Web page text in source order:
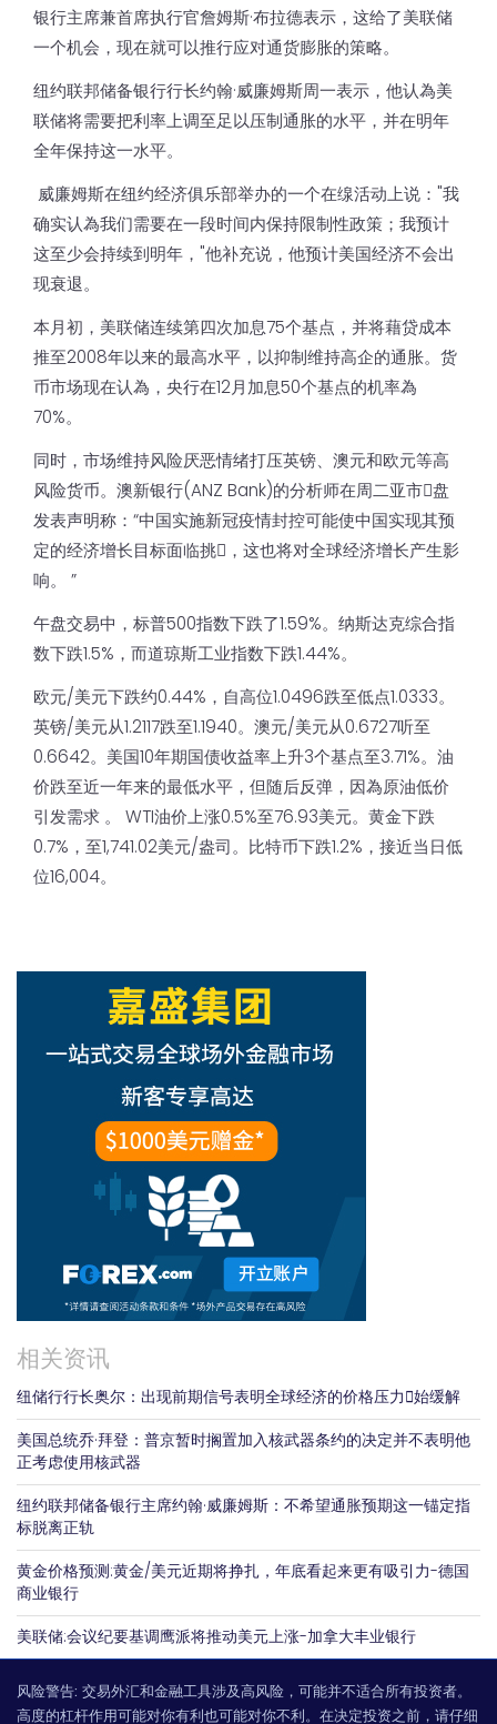
银行主席兼首席执行官詹姆斯·布拉德表示，这给了美联储
一个机会，现在就可以推行应对通货膨胀的策略。
纽约联邦储备银行行长约翰·威廉姆斯周一表示，他认為美
联储将需要把利率上调至足以压制通胀的水平，并在明年
全年保持这一水平。
威廉姆斯在纽约经济俱乐部举办的一个在缐活动上说："我
确实认為我们需要在一段时间内保持限制性政策；我预计
这至少会持续到明年，"他补充说，他预计美国经济不会出
现衰退。
本月初，美联储连续第四次加息75个基点，并将藉贷成本
推至2008年以来的最高水平，以抑制维持高企的通胀。货
币市场现在认為，央行在12月加息50个基点的机率為
70%。
同时，市场维持风险厌恶情绪打压英镑、澳元和欧元等高
风险货币。澳新银行(ANZ Bank)的分析师在周二亚市𫔭盘
发表声明称：“中国实施新冠疫情封控可能使中国实现其预
定的经济增长目标面临挑𢧐，这也将对全球经济增长产生影
响。 ”
午盘交易中，标普500指数下跌了1.59%。纳斯达克综合指
数下跌1.5%，而道琼斯工业指数下跌1.44%。
欧元/美元下跌约0.44%，自高位1.0496跌至低点1.0333。
英镑/美元从1.2117跌至1.1940。澳元/美元从0.6727听至
0.6642。美国10年期国债收益率上升3个基点至3.71%。油
价跌至近一年来的最低水平，但随后反弹，因為原油低价
引发需求 。 WTI油价上涨0.5%至76.93美元。黄金下跌
0.7%，至1,741.02美元/盎司。比特币下跌1.2%，接近当日低
位16,004。
相关资讯
纽储行行长奥尔：出现前期信号表明全球经济的价格压力𫔭始缓解
美国总统乔·拜登：普京暂时搁置加入核武器条约的决定并不表明他
正考虑使用核武器
纽约联邦储备银行主席约翰·威廉姆斯：不希望通胀预期这一锚定指
标脱离正轨
黄金价格预测:黄金/美元近期将挣扎，年底看起来更有吸引力-德国
商业银行
美联储:会议纪要基调鹰派将推动美元上涨-加拿大丰业银行
风险警告: 交易外汇和金融工具涉及高风险，可能并不适合所有投资者。
高度的杠杆作用可能对你有利也可能对你不利。在决定投资之前，请仔细